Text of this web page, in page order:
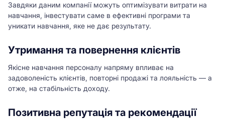
Завдяки даним компанії можуть оптимізувати витрати на
навчання, інвестувати саме в ефективні програми та
уникати навчання, яке не дає результату.
Утримання та повернення клієнтів
Якісне навчання персоналу напряму впливає на
задоволеність клієнтів, повторні продажі та лояльність — а
отже, на стабільність доходу.
Позитивна репутація та рекомендації